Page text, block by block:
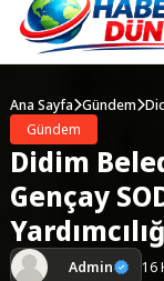
Ana Sayfa Gündem
Gündem
Didim
Gençay
Admin
16